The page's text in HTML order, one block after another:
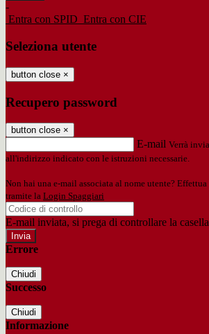
-
Entra con SPID Entra con CIE
Seleziona utente
button close ×
Recupero password
button close ×
E-mail Verrà
all'indirizzo indicato con le istruzioni necessarie.
Non hai una e-mail associata al nome utente?
tramite la Login Spaggiari
E-mail inviata, si prega di controllare la
Errore
Chiudi
Successo
Chiudi
Informazione